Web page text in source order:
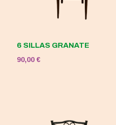
6 SILLAS GRANATE
90,00 €